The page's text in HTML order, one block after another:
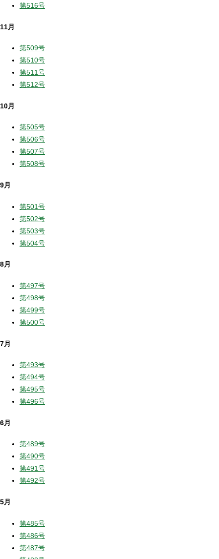
第516号
11月
第509号
第510号
第511号
第512号
10月
第505号
第506号
第507号
第508号
9月
第501号
第502号
第503号
第504号
8月
第497号
第498号
第499号
第500号
7月
第493号
第494号
第495号
第496号
6月
第489号
第490号
第491号
第492号
5月
第485号
第486号
第487号